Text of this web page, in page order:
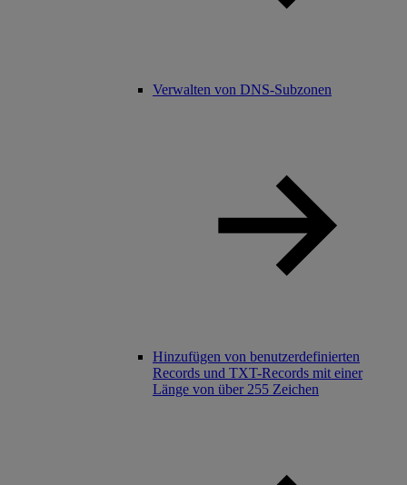
Verwalten von DNS-Subzonen
Hinzufügen von benutzerdefinierten
Records und TXT-Records mit einer
Länge von über 255 Zeichen